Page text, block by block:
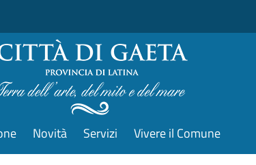
Novità Servizi Vivere il Comune